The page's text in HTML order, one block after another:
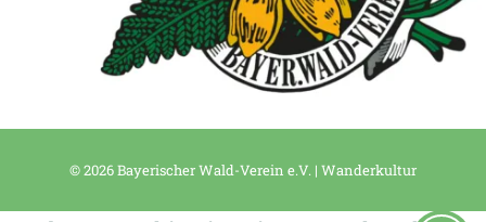
© 2026 Bayerischer Wald-Verein e.V. | Wanderkultur